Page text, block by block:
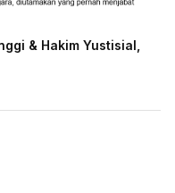
& Hakim Yustisial,